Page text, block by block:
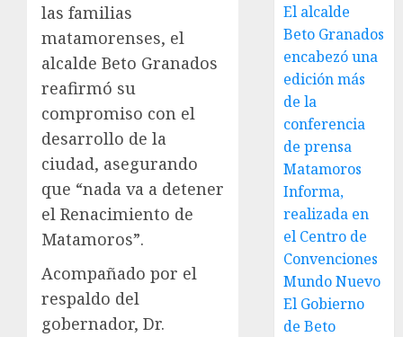
las familias
matamorenses, el
alcalde Beto Granados
reafirmó su
compromiso con el
desarrollo de la
ciudad, asegurando
que “nada va a detener
el Renacimiento de
Matamoros”.
Acompañado por el
respaldo del
gobernador, Dr.
El alcalde
Beto Granados
encabezó una
edición más
de la
conferencia
de prensa
Matamoros
Informa,
realizada en
el Centro de
Convenciones
Mundo Nuevo
El Gobierno
de Beto